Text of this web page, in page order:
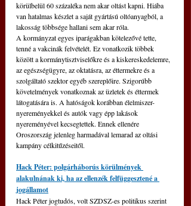
körülbelül 60 százaléka nem akar oltást kapni. Hiába
van hatalmas készlet a saját gyártású oltóanyagból, a
lakosság többsége hallani sem akar róla.
A kormányzat egyes iparágakban kötelezővé tette,
tenné a vakcinák felvételét. Ez vonatkozik többek
között a kormánytisztviselőkre és a kiskereskedelemre,
az egészségügyre, az oktatásra, az éttermekre és a
szolgáltató szektor egyéb szereplőire. Szigorúbb
követelmények vonatkoznak az üzletek és éttermek
látogatására is. A hatóságok korábban élelmiszer-
nyereményekkel és autók vagy épp lakások
nyereményével kecsegtettek. Ennek ellenére
Oroszország jelenleg harmadával lemarad az oltási
kampány célkitűzéseitől.
Hack Péter: polgárháborús körülmények
alakulnának ki, ha az ellenzék felfüggesztené a
jogállamot
Hack Péter jogtudós, volt SZDSZ-es politikus szerint